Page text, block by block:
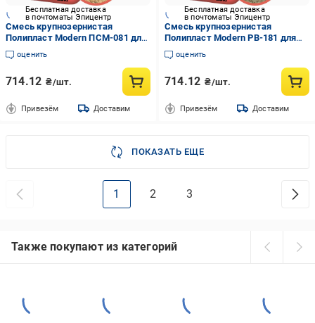
Бесплатная доставка
в почтоматы Эпицентр
Смесь крупнозернистая
Полипласт Modern ПСМ-081 для
расшивки швов кладки
клинкерного/лицевого кирпича/
(PPUA68714MGB)
оценить
714.12 ₴/шт.
Привезём Доставим
Бесплатная доставка
в почтоматы Эпицентр
Смесь крупнозернистая
Полипласт Modern PB-181 для
расшивки швов кладки
клинкерного/лицевого кирпича/
камня 25 кг Серо-оливковый
(PPUA68714MO)
оценить
714.12 ₴/шт.
Привезём Доставим
ПОКАЗАТЬ ЕЩЕ
1 2 3
Также покупают из категорий